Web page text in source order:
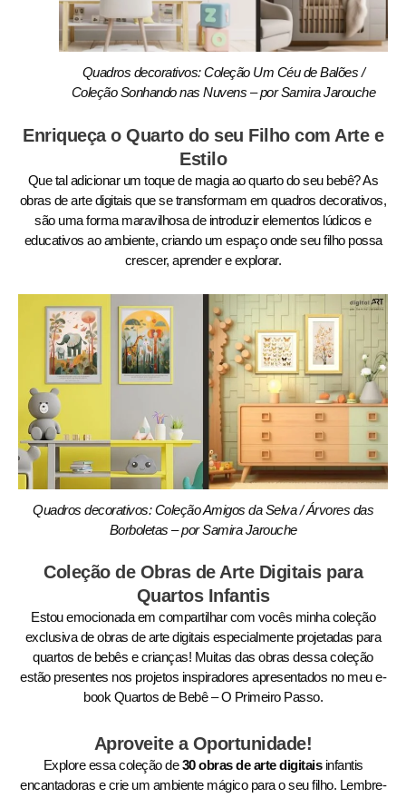
Quadros decorativos: Coleção Um Céu de Balões /
Coleção Sonhando nas Nuvens – por Samira Jarouche
Enriqueça o Quarto do seu Filho com Arte e
Estilo
Que tal adicionar um toque de magia ao quarto do seu bebê? As
obras de arte digitais que se transformam em quadros decorativos,
são uma forma maravilhosa de introduzir elementos lúdicos e
educativos ao ambiente, criando um espaço onde seu filho possa
crescer, aprender e explorar.
Quadros decorativos: Coleção Amigos da Selva / Árvores das
Borboletas – por Samira Jarouche
Coleção de Obras de Arte Digitais para
Quartos Infantis
Estou emocionada em compartilhar com vocês minha coleção
exclusiva de obras de arte digitais especialmente projetadas para
quartos de bebês e crianças! Muitas das obras dessa coleção
estão presentes nos projetos inspiradores apresentados no meu e-
book Quartos de Bebê – O Primeiro Passo.
Aproveite a Oportunidade!
Explore essa coleção de30 obras de arte digitaisinfantis
encantadoras e crie um ambiente mágico para o seu filho. Lembre-